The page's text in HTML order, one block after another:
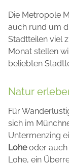
Die Metropole
auch rund um
Stadtteilen viel
Monat stellen
beliebten
Natur
Für
sich im
Untermenzing
Loheoder auch
Lohe, ein